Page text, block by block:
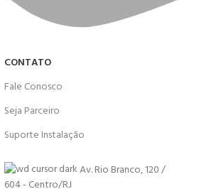
CONTATO
Fale Conosco
Seja Parceiro
Suporte Instalação
Av. Rio Branco, 120 /
604 - Centro/RJ